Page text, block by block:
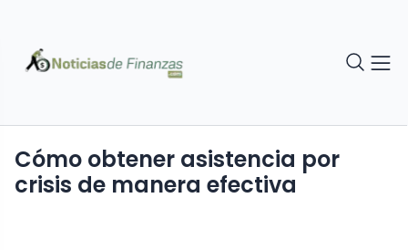
Cómo obtener asistencia por
crisis de manera efectiva